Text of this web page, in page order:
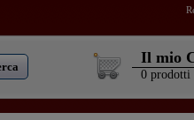
Il mio
0 prodotti